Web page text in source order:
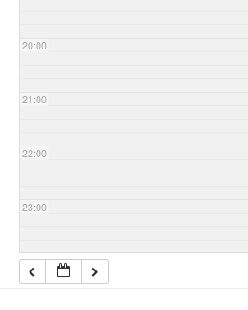
20:00
21:00
22:00
23:00